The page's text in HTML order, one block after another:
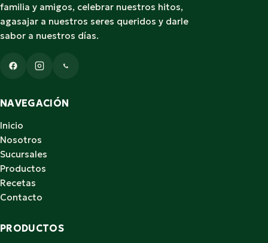
familia y amigos, celebrar nuestros hitos,
agasajar a nuestros seres queridos y darle
sabor a nuestros días.
NAVEGACIÓN
Inicio
Nosotros
Sucursales
Productos
Recetas
Contacto
PRODUCTOS